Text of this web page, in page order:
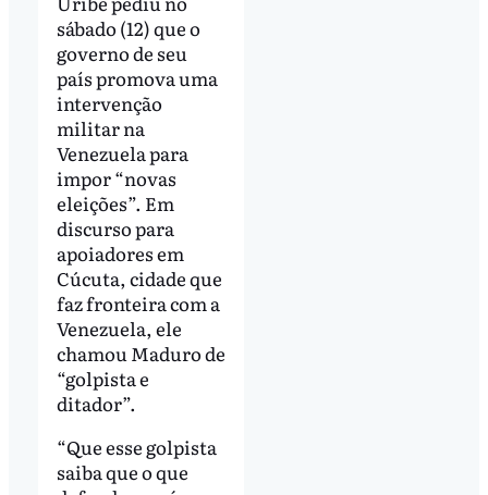
sábado (12) que o
governo de seu
país promova uma
intervenção
militar na
Venezuela para
impor “novas
eleições”. Em
discurso para
apoiadores em
Cúcuta, cidade que
faz fronteira com a
Venezuela, ele
chamou Maduro de
“golpista e
ditador”.
“Que esse golpista
saiba que o que